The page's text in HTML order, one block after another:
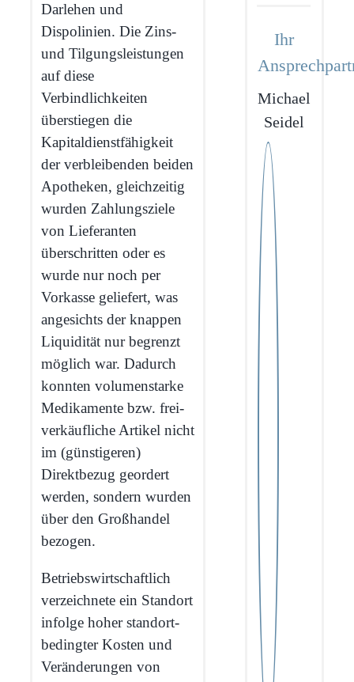
Darlehen und
Dispolinien. Die Zins-
und Tilgungs­leistungen
auf diese
Verbindlichkeiten
überstiegen die
Kapitaldienstfähigkeit
der verbleibenden beiden
Apotheken, gleichzeitig
wurden Zahlungs­ziele
von Lieferanten
überschritten oder es
wurde nur noch per
Vorkasse geliefert, was
angesichts der knappen
Liquidität nur begrenzt
möglich war. Dadurch
konnten volumenstarke
Medikamente bzw. frei­
verkäufliche Artikel nicht
im (günstigeren)
Direktbezug geordert
werden, sondern wurden
über den Großhandel
bezogen.
Betriebswirtschaftlich
verzeichnete ein Standort
infolge hoher standort­
bedingter Kosten und
Veränderungen von
Ihr
Michael
Seidel